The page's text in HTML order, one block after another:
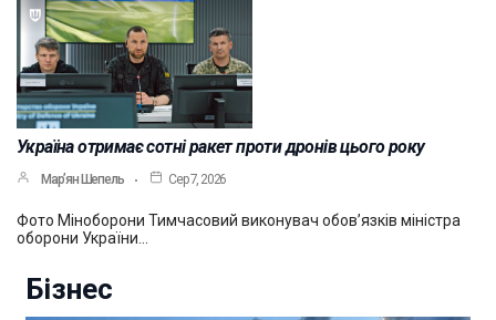
Україна отримає сотні ракет проти дронів цього року
Мар’ян Шепель Сер 7, 2026
Фото Міноборони Тимчасовий виконувач обов’язків міністра
оборони України…
Бізнес